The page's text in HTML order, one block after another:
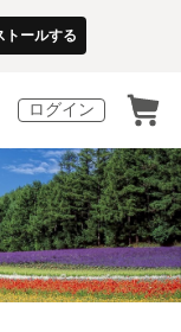
トールする
ログイン